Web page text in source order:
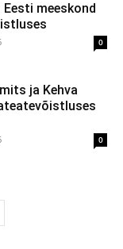
meeskond
0
ja Kehva
0